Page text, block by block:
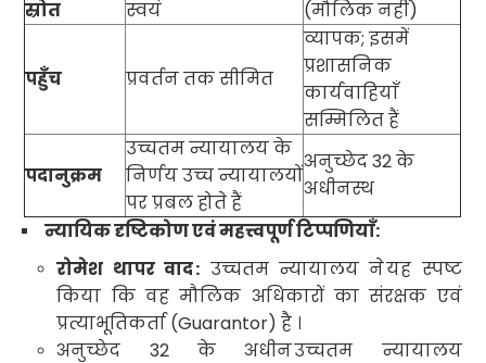
स्रोत
स्वयं
(मौलिक नहीं)
पहुँच प्रवर्तन तक सीमित
व्यापक;इसमें
प्रशासनिक
कार्यवाहियाँ
सम्मिलित हैं
पदानुक्रम
उच्चतम न्यायालय के
निर्णय उच्च न्यायालयों
पर प्रबल होते हैं
अनुच्छेद32के
अधीनस्थ
न्यायिक दृष्टिकोण एवं महत्त्वपूर्ण टिप्पणियाँ:
रोमेश थापर वाद: उच्चतम न्यायालय नेयह स्पष्ट
किया कि वह मौलिक अधिकारों का संरक्षक एवं
प्रत्याभूतिकर्ता (Guarantor)है ।
अनुच्छेद 32के अधीनउच्चतम न्यायालय